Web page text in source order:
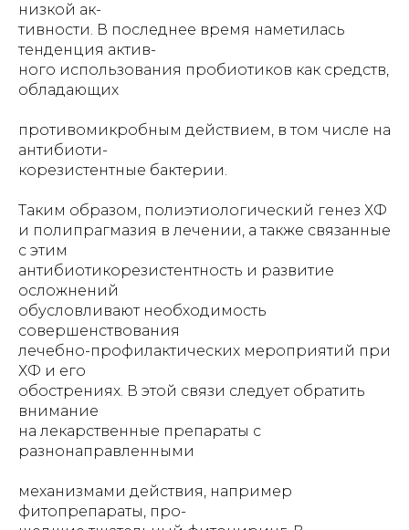
низкой ак-
тивности. В последнее время наметилась
тенденция актив-
ного использования пробиотиков как средств,
обладающих
противомикробным действием, в том числе на
антибиоти-
корезистентные бактерии.
Таким образом, полиэтиологический генез ХФ
и полипрагмазия в лечении, а также связанные
с этим
антибиотикорезистентность и развитие
осложнений
обусловливают необходимость
совершенствования
лечебно-профилактических мероприятий при
ХФ и его
обострениях. В этой связи следует обратить
внимание
на лекарственные препараты с
разнонаправленными
механизмами действия, например
фитопрепараты, про-